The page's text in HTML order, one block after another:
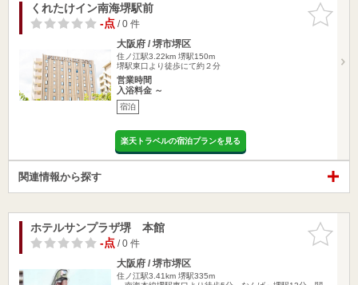
お気に入
りに追加
くれたけイン南海堺駅前
-点/ 0 件
大阪府 / 堺市堺区
住ノ江駅3.22km 堺駅150m
堺駅東口より徒歩にて約２分
営業時間
入浴料金 ～
宿泊
楽天トラベルの宿泊プランを見る
関連情報から探す
お気に入
りに追加
ホテルサンプラザ堺 本館
-点/ 0 件
大阪府 / 堺市堺区
住ノ江駅3.41km 堺駅335m